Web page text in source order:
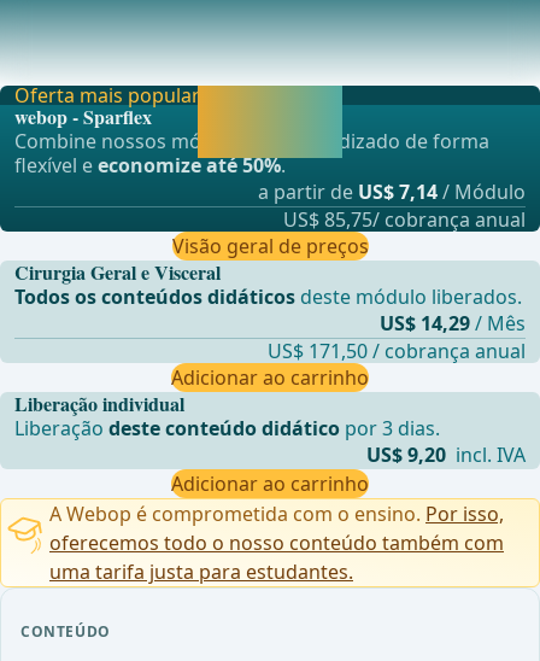
CONTEÚDO
Infec&#xE7;&#xE3;o da feridaPeritonite devido a
vazamento anastom&#xF3;tico ou les&#xE3;o intraoper
Liberação individual
Liberaçãodeste conteúdo didático por 3 dias.
US$ 9,20 incl. IVA
Adicionar ao carrinho
Oferta mais popular
webop - Sparflex
Combine nossos módulos de aprendizado de forma
flexível eeconomize até 50%.
a partir de US$ 7,14/ Módulo
US$ 85,75/ cobrança anual
Visão geral de preços
Cirurgia Geral e Visceral
Todos os conteúdos didáticos deste módulo liberados.
US$ 14,29/ Mês
US$ 171,50 / cobrança anual
Adicionar ao carrinho
A Webop é comprometida com o ensino. Por isso,
oferecemos todo o nosso conteúdo também com
uma tarifa justa para estudantes.